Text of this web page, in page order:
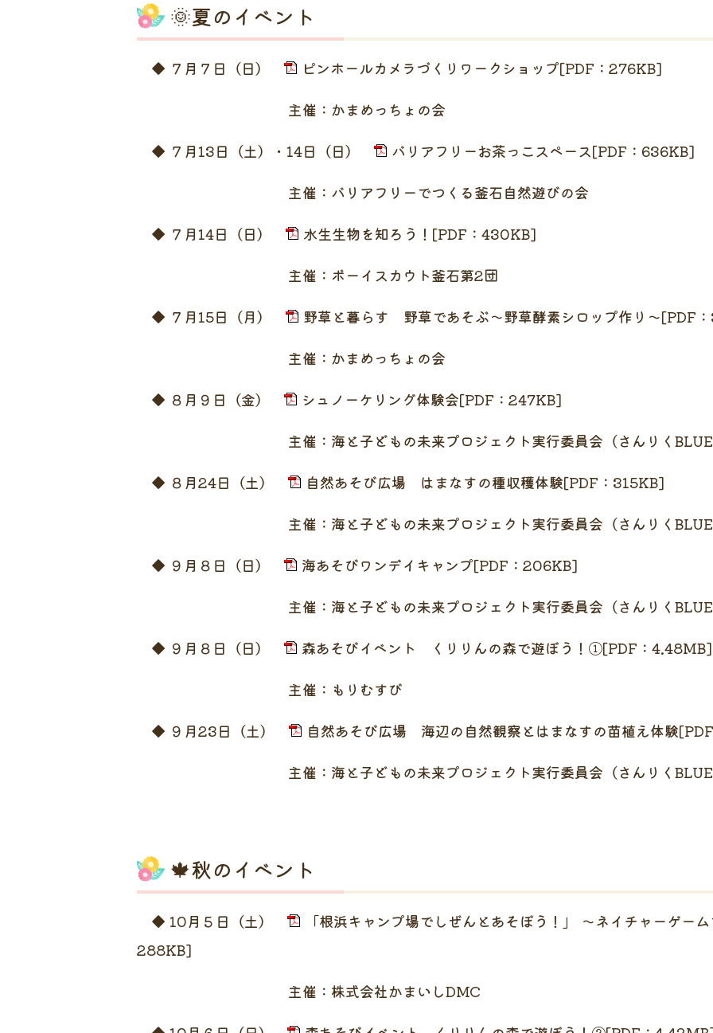
🌞夏のイベント
◆ ７月７日（日）
ピンホールカメラづくりワークショップ[PDF：276KB]
主催：かまめっちょの会
◆ ７月13日（土）・14日（日）
バリアフリーお茶っこスペース[PDF：636KB]
主催：バリアフリーでつくる釜石自然遊びの会
◆ ７月14日（日）
水生生物を知ろう！[PDF：430KB]
主催：ボーイスカウト釜石第2団
◆ ７月15日（月）
野草と暮らす 野草であそぶ〜野草酵素シロップ作り〜[PDF
主催：かまめっちょの会
◆ ８月９日（金）
シュノーケリング体験会[PDF：247KB]
主催：海と子どもの未来プロジェクト実行委員会（さんりくBLUE
◆ ８月24日（土）
自然あそび広場 はまなすの種収穫体験[PDF：315KB]
主催：海と子どもの未来プロジェクト実行委員会（さんりくBLUE
◆ ９月８日（日）
海あそびワンデイキャンプ[PDF：206KB]
主催：海と子どもの未来プロジェクト実行委員会（さんりくBLUE
◆ ９月８日（日）
森あそびイベント くりりんの森で遊ぼう！①[PDF：4.48MB]
主催：もりむすび
◆ ９月23日（土）
自然あそび広場 海辺の自然観察とはまなすの苗植え体験
主催：海と子どもの未来プロジェクト実行委員会（さんりくBLUE
🍁秋のイベント
◆ 10月５日（土）
「根浜キャンプ場でしぜんとあそぼう！」 ～ネイチャーゲー
288KB]
主催：株式会社かまいしDMC